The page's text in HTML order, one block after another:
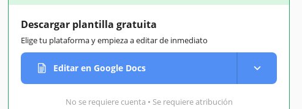
Descargar plantilla gratuita
Elige tu plataforma y empieza a editar de inmediato
Editar en Google Docs
No se requiere cuenta • Se requiere atribución